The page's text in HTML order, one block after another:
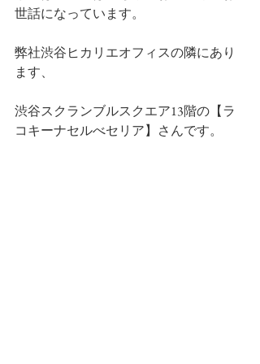
世話になっています。
弊社渋谷ヒカリエオフィスの隣にあり
ます、
渋谷スクランブルスクエア13階の【ラ
コキーナセルべセリア】さんです。